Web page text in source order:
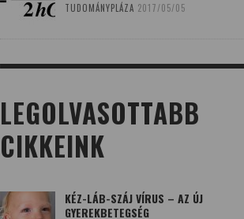
TUDOMÁNYPLÁZA 2017/05/05
LEGOLVASOTTABB
CIKKEINK
KÉZ-LÁB-SZÁJ VÍRUS – AZ ÚJ
GYEREKBETEGSÉG